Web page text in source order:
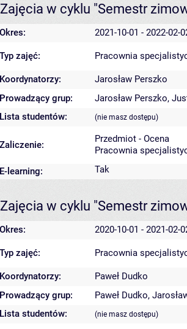
Zajęcia w cyklu "Semestr
Okres: 2021-10-01 - 2022-02-
Typ zajęć: Pracownia
Koordynatorzy:
Jarosław Perszko
Prowadzący grup:
Jarosław Perszko,
Lista studentów:
(nie masz dostępu)
Zaliczenie:
Przedmiot - Ocena
Pracownia
E-learning:
Tak
Zajęcia w cyklu "Semestr
Okres: 2020-10-01 - 2021-02-
Typ zajęć: Pracownia
Koordynatorzy:
Paweł Dudko
Prowadzący grup:
Paweł Dudko,
Lista studentów:
(nie masz dostępu)